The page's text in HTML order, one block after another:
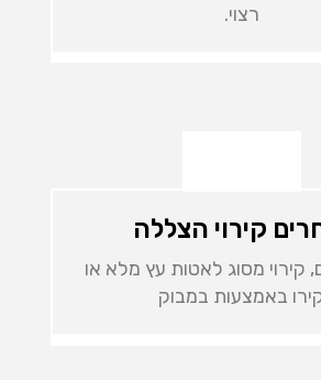
רצוי.
קירוי הצללה
קירוי מסוג לאטות עץ מלא או
באמצעות במבוק